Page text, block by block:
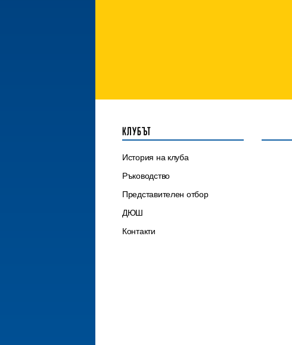
КЛУБЪТ
История на клуба
Ръководство
Представителен отбор
ДЮШ
Контакти